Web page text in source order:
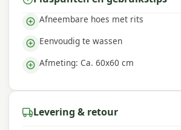
Afneembare hoes met rits
Eenvoudig te wassen
Afmeting: Ca. 60x60 cm
Levering & retour